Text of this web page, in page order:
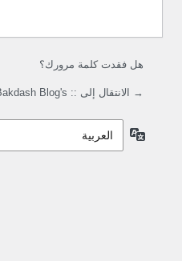
هل فقدت كلمة مرورك؟
→ الانتقال إلى :: Ahmad Bakdash Blog's ::
اللغة